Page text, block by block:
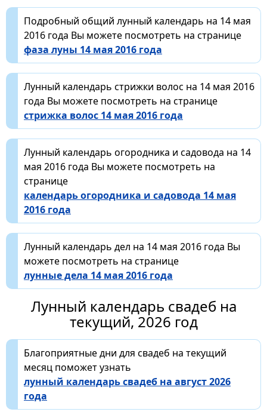
Подробный общий лунный календарь на 14 мая
2016 года Вы можете посмотреть на странице
фаза луны 14 мая 2016 года
Лунный календарь стрижки волос на 14 мая 2016
года Вы можете посмотреть на странице
стрижка волос 14 мая 2016 года
Лунный календарь огородника и садовода на 14
мая 2016 года Вы можете посмотреть на
странице
календарь огородника и садовода 14 мая
2016 года
Лунный календарь дел на 14 мая 2016 года Вы
можете посмотреть на странице
лунные дела 14 мая 2016 года
Лунный календарь свадеб на
текущий, 2026 год
Благоприятные дни для свадеб на текущий
месяц поможет узнать
лунный календарь свадеб на август 2026
года